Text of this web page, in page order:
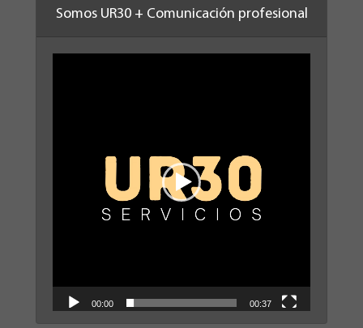
Somos UR30 + Comunicación profesional
00:00 00:37